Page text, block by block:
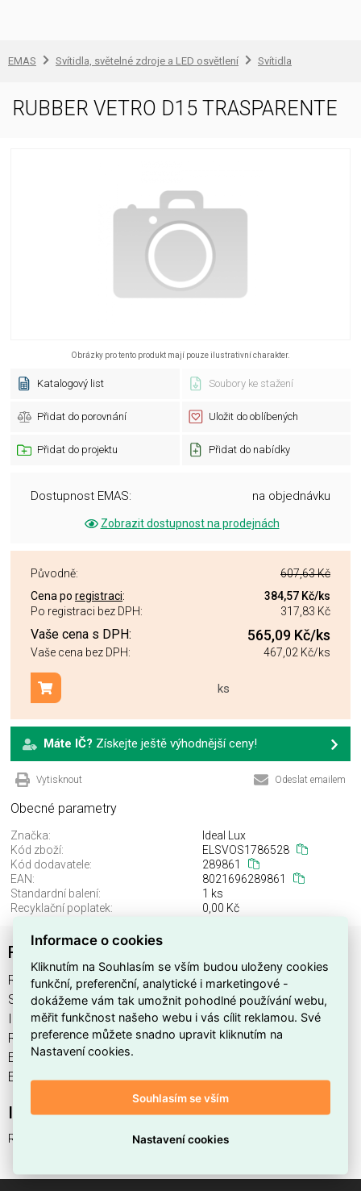
EMAS Svítidla, světelné zdroje a LED osvětlení Svítidla
RUBBER VETRO D15 TRASPARENTE
Obrázky pro tento produkt mají pouze ilustrativní charakter.
Katalogový list Soubory ke stažení
Přidat do porovnání Uložit do oblíbených
Přidat do projektu Přidat do nabídky
Dostupnost EMAS: na objednávku
Zobrazit dostupnost na prodejnách
Původně:
607,63 Kč
Cena po registraci: 384,57 Kč/ks
Po registraci bez DPH:
317,83 Kč
Vaše cena s DPH: 565,09 Kč/ks
Vaše cena bez DPH: 467,02 Kč/ks
ks
Přidat do košíku
Máte IČ? Získejte ještě výhodnější ceny!
Vytisknout Odeslat emailem
Obecné parametry
Značka:
Ideal Lux
Kód zboží:
ELSVOS1786528
Kód dodavatele:
289861
EAN:
8021696289861
Standardní balení:
1 ks
Recyklační poplatek:
0,00 Kč
RUBBER VETRO D15 TRASPARENTE
RUBBER VETRO D15 TRASPARENTE najdete v kategoriích
Svítidla, Svítidla, světelné zdroje a LED osvětlení, výrobce
Ideal Lux, EAN 8021696289861, kód dodavatele 289861.
RUBBER VETRO D15 TRASPARENTE nabízíme od 1 ks. Kód
EMAS RUBBER VETRO D15 TRASPARENTE je
ELSVOS1786528.
Interní název produktu
RUBBER VETRO D15 TRASPARENTE
Informace o cookies
Kliknutím na Souhlasím se vším budou uloženy cookies
funkční, preferenční, analytické i marketingové -
dokážeme vám tak umožnit pohodlné používání webu,
měřit funkčnost našeho webu i vás cílit reklamou. Své
preference můžete snadno upravit kliknutím na
Nastavení cookies.
Souhlasím se vším
Nastavení cookies